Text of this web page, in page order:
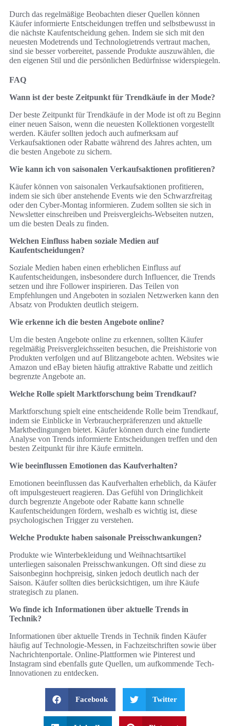
Durch das regelmäßige Beobachten dieser Quellen können
Käufer informierte Entscheidungen treffen und selbstbewusst in
die nächste Kaufentscheidung gehen. Indem sie sich mit den
neuesten Modetrends und Technologietrends vertraut machen,
sind sie besser vorbereitet, passende Produkte auszuwählen, die
den eigenen Stil und die persönlichen Bedürfnisse widerspiegeln.
FAQ
Wann ist der beste Zeitpunkt für Trendkäufe in der Mode?
Der beste Zeitpunkt für Trendkäufe in der Mode ist oft zu Beginn
einer neuen Saison, wenn die neuesten Kollektionen vorgestellt
werden. Käufer sollten jedoch auch aufmerksam auf
Verkaufsaktionen oder Rabatte während des Jahres achten, um
die besten Angebote zu sichern.
Wie kann ich von saisonalen Verkaufsaktionen profitieren?
Käufer können von saisonalen Verkaufsaktionen profitieren,
indem sie sich über anstehende Events wie den Schwarzfreitag
oder den Cyber-Montag informieren. Zudem sollten sie sich in
Newsletter einschreiben und Preisvergleichs-Webseiten nutzen,
um die besten Deals zu finden.
Welchen Einfluss haben soziale Medien auf
Kaufentscheidungen?
Soziale Medien haben einen erheblichen Einfluss auf
Kaufentscheidungen, insbesondere durch Influencer, die Trends
setzen und ihre Follower inspirieren. Das Teilen von
Empfehlungen und Angeboten in sozialen Netzwerken kann den
Absatz von Produkten deutlich steigern.
Wie erkenne ich die besten Angebote online?
Um die besten Angebote online zu erkennen, sollten Käufer
regelmäßig Preisvergleichsseiten besuchen, die Preishistorie von
Produkten verfolgen und auf Blitzangebote achten. Websites wie
Amazon und eBay bieten häufig attraktive Rabatte und zeitlich
begrenzte Angebote an.
Welche Rolle spielt Marktforschung beim Trendkauf?
Marktforschung spielt eine entscheidende Rolle beim Trendkauf,
indem sie Einblicke in Verbraucherpräferenzen und aktuelle
Marktbedingungen bietet. Käufer können durch eine fundierte
Analyse von Trends informierte Entscheidungen treffen und den
besten Zeitpunkt für ihre Käufe ermitteln.
Wie beeinflussen Emotionen das Kaufverhalten?
Emotionen beeinflussen das Kaufverhalten erheblich, da Käufer
oft impulsgesteuert reagieren. Das Gefühl von Dringlichkeit
durch begrenzte Angebote oder Rabatte kann schnelle
Kaufentscheidungen fördern, weshalb es wichtig ist, diese
psychologischen Trigger zu verstehen.
Welche Produkte haben saisonale Preisschwankungen?
Produkte wie Winterbekleidung und Weihnachtsartikel
unterliegen saisonalen Preisschwankungen. Oft sind diese zu
Saisonbeginn hochpreisig, sinken jedoch deutlich nach der
Saison. Käufer sollten dies berücksichtigen, um ihre Käufe
strategisch zu planen.
Wo finde ich Informationen über aktuelle Trends in
Technik?
Informationen über aktuelle Trends in Technik finden Käufer
häufig auf Technologie-Messen, in Fachzeitschriften sowie über
Nachrichtenportale. Online-Plattformen wie Pinterest und
Instagram sind ebenfalls gute Quellen, um aufkommende Tech-
Innovationen zu entdecken.
Facebook Twitter